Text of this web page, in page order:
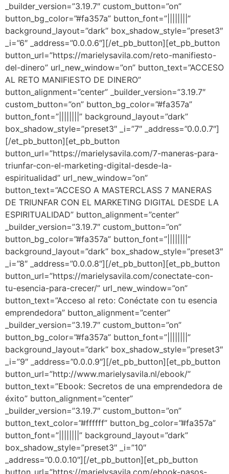
_builder_version=”3.19.7″ custom_button=”on”
button_bg_color=”#fa357a” button_font=”||||||||”
background_layout=”dark” box_shadow_style=”preset3″
_i=”6″ _address=”0.0.0.6″][/et_pb_button][et_pb_button
button_url=”https://marielysavila.com/reto-manifiesto-
del-dinero” url_new_window=”on” button_text=”ACCESO
AL RETO MANIFIESTO DE DINERO”
button_alignment=”center” _builder_version=”3.19.7″
custom_button=”on” button_bg_color=”#fa357a”
button_font=”||||||||” background_layout=”dark”
box_shadow_style=”preset3″ _i=”7″ _address=”0.0.0.7″]
[/et_pb_button][et_pb_button
button_url=”https://marielysavila.com/7-maneras-para-
triunfar-con-el-marketing-digital-desde-la-
espiritualidad” url_new_window=”on”
button_text=”ACCESO A MASTERCLASS 7 MANERAS
DE TRIUNFAR CON EL MARKETING DIGITAL DESDE LA
ESPIRITUALIDAD” button_alignment=”center”
_builder_version=”3.19.7″ custom_button=”on”
button_bg_color=”#fa357a” button_font=”||||||||”
background_layout=”dark” box_shadow_style=”preset3″
_i=”8″ _address=”0.0.0.8″][/et_pb_button][et_pb_button
button_url=”https://marielysavila.com/conectate-con-
tu-esencia-para-crecer/” url_new_window=”on”
button_text=”Acceso al reto: Conéctate con tu esencia
emprendedora” button_alignment=”center”
_builder_version=”3.19.7″ custom_button=”on”
button_bg_color=”#fa357a” button_font=”||||||||”
background_layout=”dark” box_shadow_style=”preset3″
_i=”9″ _address=”0.0.0.9″][/et_pb_button][et_pb_button
button_url=”http://www.marielysavila.nl/ebook/”
button_text=”Ebook: Secretos de una emprendedora de
éxito” button_alignment=”center”
_builder_version=”3.19.7″ custom_button=”on”
button_text_color=”#ffffff” button_bg_color=”#fa357a”
button_font=”||||||||” background_layout=”dark”
box_shadow_style=”preset3″ _i=”10″
_address=”0.0.0.10″][/et_pb_button][et_pb_button